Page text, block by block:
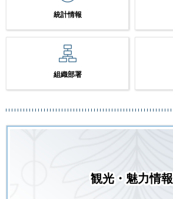
統計情報
組織部署
観光・魅力情報